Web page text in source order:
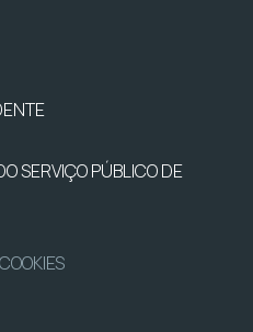
SERVIÇO PÚBLICO DE